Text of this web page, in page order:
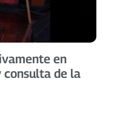
en
consulta de la